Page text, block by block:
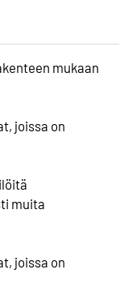
mukaan
joissa on
muita
joissa on